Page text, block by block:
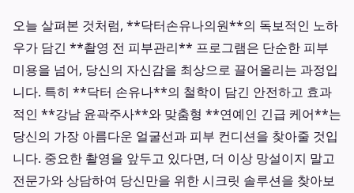
오늘 살펴본 것처럼, **닥터손유나의원**의 독보적인 노하
우가 담긴 **촬영 전 피부관리** 프로그램은 단순한 피부
미용을 넘어, 당신의 자신감을 최상으로 끌어올리는 과정입
니다. 특히 **닥터 손유나**의 철학이 담긴 안전하고 효과
적인 **강남 윤곽주사**와 맞춤형 **연예인 긴급 케어**는
당신의 가장 아름다운 얼굴선과 피부 컨디션을 찾아줄 것입
니다. 중요한 촬영을 앞두고 있다면, 더 이상 망설이지 말고
전문가와 상담하여 당신만을 위한 시크릿 솔루션을 찾아보